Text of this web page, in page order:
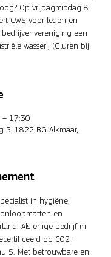
Op vrijdagmiddag 8
CWS voor leden en
een
wasserij (Gluren bij
– 17:30
5, 1822 BG Alkmaar,
in hygiëne,
en
Als enige bedrijf in
op CO2-
5. Met betrouwbare en